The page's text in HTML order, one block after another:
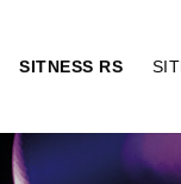
SITNESS RS